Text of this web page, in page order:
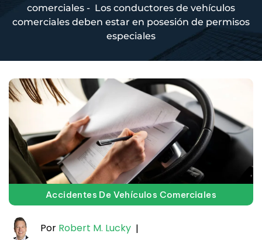
comerciales - Los conductores de vehículos
comerciales deben estar en posesión de permisos
especiales
Accidentes De Vehículos Comerciales
Por Robert M. Lucky |